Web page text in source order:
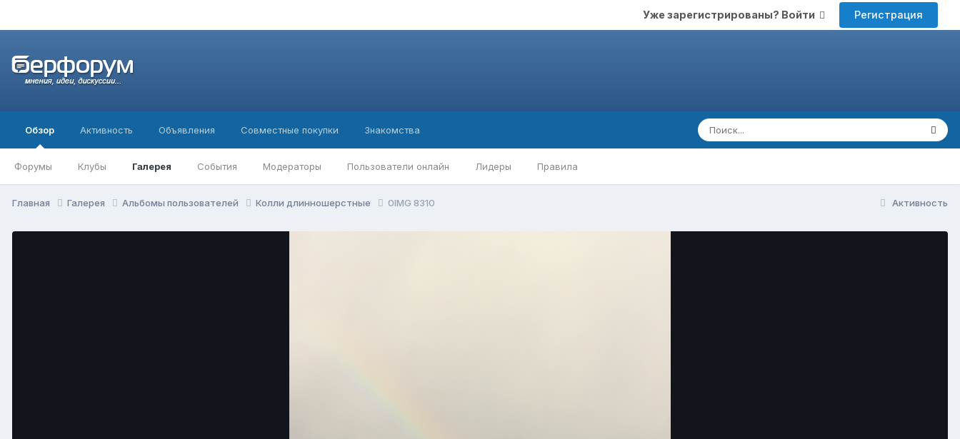
Уже зарегистрированы? Войти Регистрация
Обзор
Форумы Клубы Галерея События Модераторы Пользователи онлайн Лидеры Правила
Активность Объявления Совместные покупки Знакомства
Активность
Главная Галерея Альбомы пользователей Колли длинношерстные 0IMG 8310